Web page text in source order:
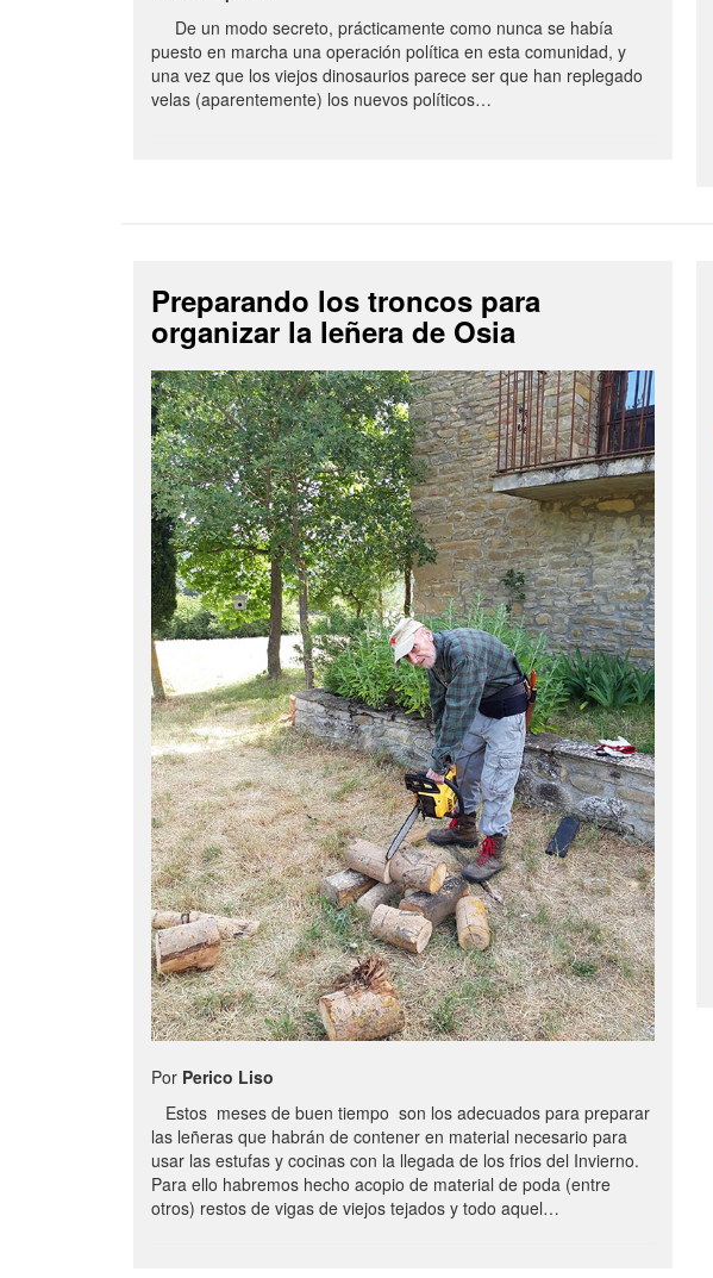
De un modo secreto, prácticamente como nunca se había
puesto en marcha una operación política en esta comunidad, y
una vez que los viejos dinosaurios parece ser que han replegado
velas (aparentemente) los nuevos políticos…
Preparando los troncos para
organizar la leñera de Osia
Por Perico Liso
Estos meses de buen tiempo son los adecuados para preparar
las leñeras que habrán de contener en material necesario para
usar las estufas y cocinas con la llegada de los frios del Invierno.
Para ello habremos hecho acopio de material de poda (entre
otros) restos de vigas de viejos tejados y todo aquel…